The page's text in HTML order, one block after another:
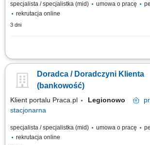
specjalista / specjalistka (mid) umowa o pracę
rekrutacja online
3 dni
obsługa klientów; utrzymywanie dobrych relacji z
firm;
Doradca / Doradczyni Klienta
(bankowość)
Klient portalu Praca.pl Legionowo
stacjonarna
specjalista / specjalistka (mid) umowa o pracę
rekrutacja online